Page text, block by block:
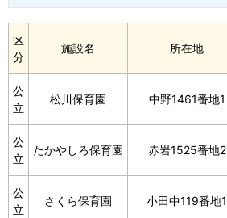
区
分
施設名 所在地
公
立
松川保育園 中野1461番地1
公
立
たかやしろ保育園 赤岩1525番地2
公
立
さくら保育園 小田中119番地1